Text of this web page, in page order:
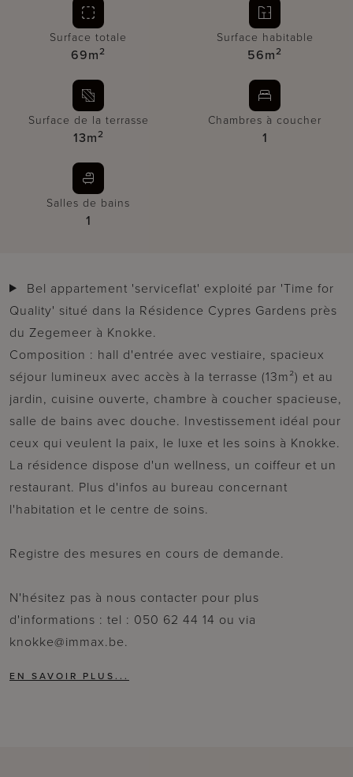
Surface totale
69m2
Surface habitable
56m2
Surface de la terrasse
13m2
Chambres à coucher
1
Salles de bains
1
Bel appartement 'serviceflat' exploité par 'Time for
Quality' situé dans la Résidence Cypres Gardens près
du Zegemeer à Knokke.
Composition : hall d'entrée avec vestiaire, spacieux
séjour lumineux avec accès à la terrasse (13m²) et au
jardin, cuisine ouverte, chambre à coucher spacieuse,
salle de bains avec douche. Investissement idéal pour
ceux qui veulent la paix, le luxe et les soins à Knokke.
La résidence dispose d'un wellness, un coiffeur et un
restaurant. Plus d'infos au bureau concernant
l'habitation et le centre de soins.
Registre des mesures en cours de demande.
N'hésitez pas à nous contacter pour plus
d'informations : tel : 050 62 44 14 ou via
knokke@immax.be.